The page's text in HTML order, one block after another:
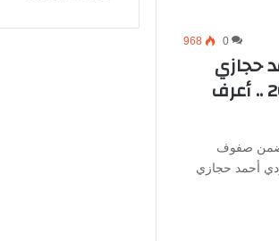
0
968
حجازي
في الميركاتو الصيفي 2024 .. أعرف
ضمن صفوف
أحمد حجازي